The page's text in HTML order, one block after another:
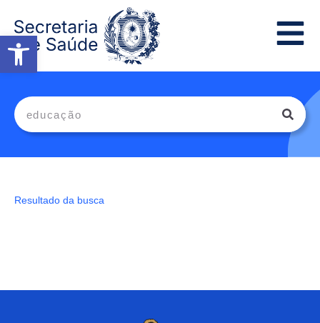
Abrir a barra de ferramentas
Resultado da busca